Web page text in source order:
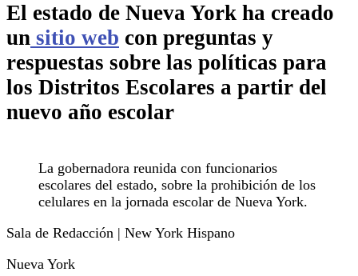
El estado de Nueva York ha creado
un sitio web con preguntas y
respuestas sobre las políticas para
los Distritos Escolares a partir del
nuevo año escolar
La gobernadora reunida con funcionarios
escolares del estado, sobre la prohibición de los
celulares en la jornada escolar de Nueva York.
Sala de Redacción | New York Hispano
Nueva York